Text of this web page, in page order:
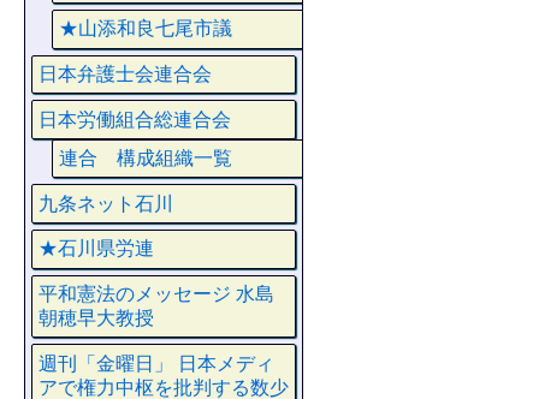
★山添和良七尾市議
日本弁護士会連合会
日本労働組合総連合会
連合 構成組織一覧
九条ネット石川
★石川県労連
平和憲法のメッセージ 水島
朝穂早大教授
週刊「金曜日」 日本メディ
アで権力中枢を批判する数少